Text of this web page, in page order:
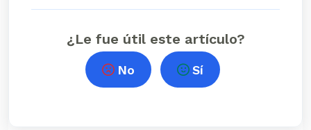
¿Le fue útil este artículo?
No Sí